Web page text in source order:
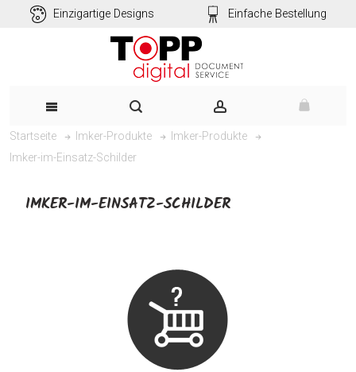
Einzigartige Designs Einfache Bestellung
Startseite Imker-Produkte
Imker-Produkte
Imker-im-Einsatz-Schilder
IMKER-IM-EINSATZ-SCHILDER